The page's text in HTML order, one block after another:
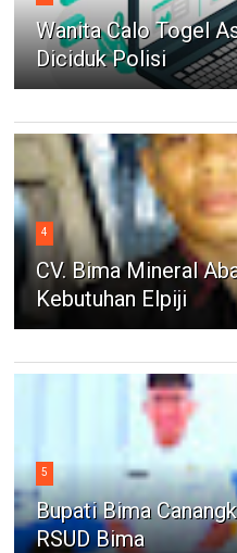
Wanita Calo Togel
Diciduk Polisi
4
CV. Bima Mineral
Kebutuhan Elpiji
5
Bupati Bima
RSUD Bima